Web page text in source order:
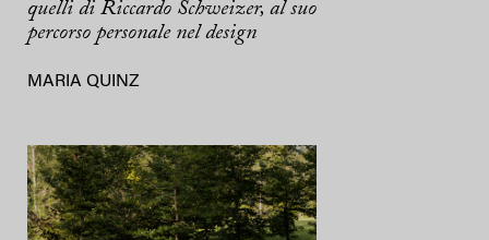
quelli di Riccardo Schweizer, al suo
percorso personale nel design
MARIA QUINZ